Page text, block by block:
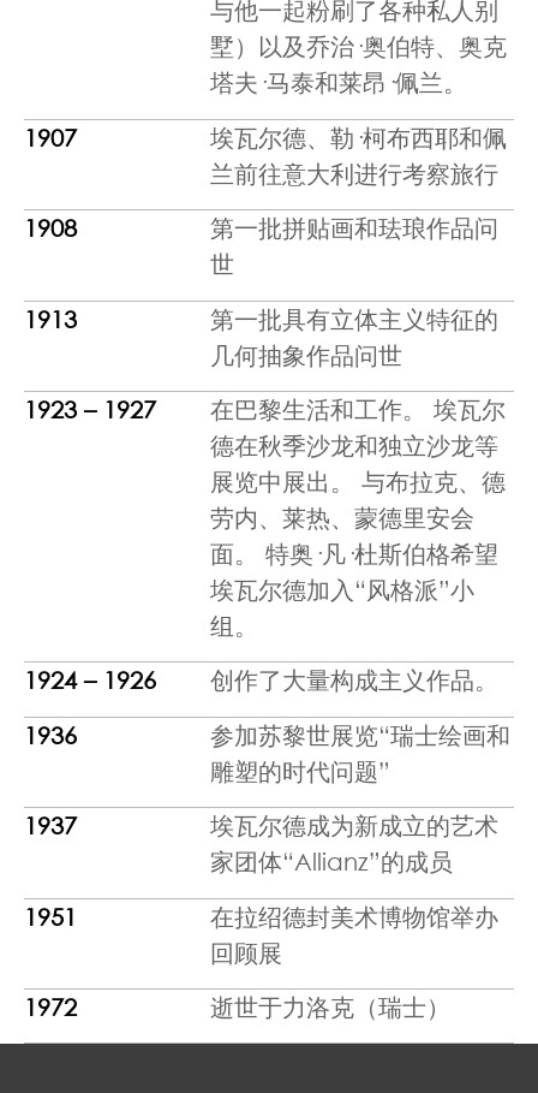
与他一起粉刷了各种私人别
墅）以及乔治·奥伯特、奥克
塔夫·马泰和莱昂·佩兰。
1907
埃瓦尔德、勒·柯布西耶和佩
兰前往意大利进行考察旅行
1908
第一批拼贴画和珐琅作品问
世
1913
第一批具有立体主义特征的
几何抽象作品问世
1923 – 1927
在巴黎生活和工作。 埃瓦尔
德在秋季沙龙和独立沙龙等
展览中展出。 与布拉克、德
劳内、莱热、蒙德里安会
面。 特奥·凡·杜斯伯格希望
埃瓦尔德加入“风格派”小
组。
1924 – 1926
创作了大量构成主义作品。
1936
参加苏黎世展览“瑞士绘画和
雕塑的时代问题”
1937
埃瓦尔德成为新成立的艺术
家团体“Allianz”的成员
1951
在拉绍德封美术博物馆举办
回顾展
1972
逝世于力洛克（瑞士）